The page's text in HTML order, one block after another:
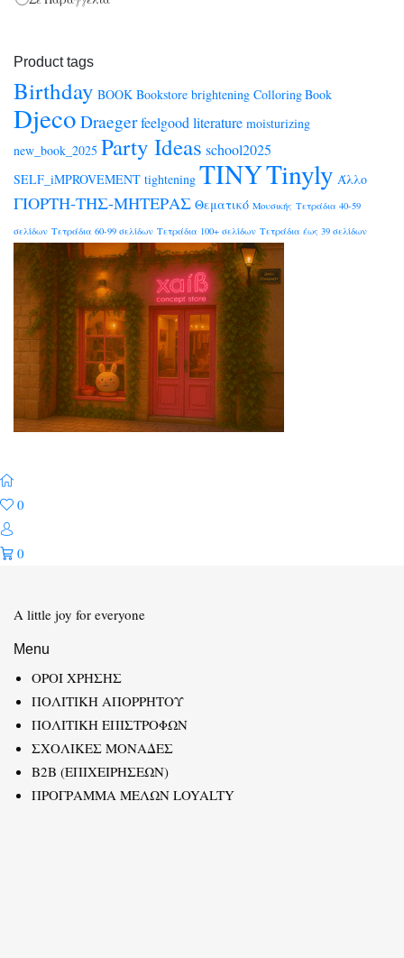
Product tags
Birthday BOOK Bookstore brightening Colloring Book
Djeco Draegerfeelgood literature moisturizing
new_book_2025 Party Ideas school2025
SELF_iMPROVEMENT tightening TINYTinyly Άλλο
ΓΙΟΡΤΗ-ΤΗΣ-ΜΗΤΕΡΑΣ Θεματικό Μουσικής Τετράδια 40-59
σελίδων Τετράδια 60-99 σελίδων Τετράδια 100+ σελίδων Τετράδια έως 39 σελίδων
0
0
A little joy for everyone
Menu
ΟΡΟΙ ΧΡΗΣΗΣ
ΠΟΛΙΤΙΚΗ ΑΠΟΡΡΗΤΟΥ
ΠΟΛΙΤΙΚΗ ΕΠΙΣΤΡΟΦΩΝ
ΣΧΟΛΙΚΕΣ ΜΟΝΑΔΕΣ
B2B (ΕΠΙΧΕΙΡΗΣΕΩΝ)
ΠΡΟΓΡΑΜΜΑ ΜΕΛΩΝ LOYALTY